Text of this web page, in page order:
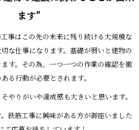
ます”
事はこの先の未来に残り続ける大規模な
な仕事になります。基礎が弱いと建物の
す。その為、一つ一つの作業の確認を徹
る行動が必要とされます。
やりがいや達成感も大きいと思います。
鉄筋工事に興味がある方が御座いました